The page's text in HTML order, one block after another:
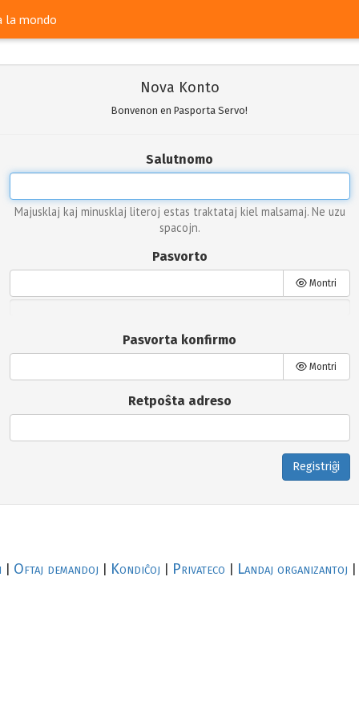
la mondo
Nova Konto
Bonvenon en Pasporta Servo!
Salutnomo
Majusklaj kaj minusklaj literoj estas traktataj kiel malsamaj. Ne uzu
spacojn.
Pasvorto
Montri
Pasvorta konfirmo
Montri
Retpoŝta adreso
Registriĝi
Oftaj demandoj Kondiĉoj Privateco Landaj organizantoj